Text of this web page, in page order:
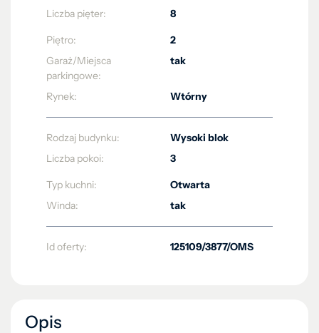
Liczba pięter:
8
Piętro:
2
Garaż/Miejsca
parkingowe:
tak
Rynek: Wtórny
Rodzaj budynku:
Wysoki blok
Liczba pokoi:
3
Typ kuchni:
Otwarta
Winda:
tak
Id oferty: 125109/3877/OMS
Opis